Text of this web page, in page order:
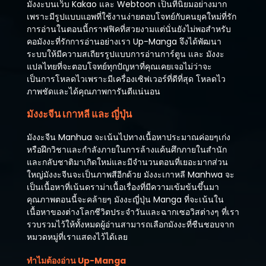
มังงะบนเว็บ Kakao และ Webtoon เป็นที่นิยมอย่างมาก
เพราะมีรูปแบบแอพที่ใช้งานง่ายตอบโจทย์กับคนยุคใหม่ที่รัก
การอ่านในตอนนี้กราฟฟิคที่สวยงามแต่นั่นยังไม่พอสำหรับ
คอมังงะที่รักการอ่านอย่างเรา Up-Manga จึงได้พัฒนา
ระบบให้มีความสเถียรรูปแบบการอ่านการ์ตูน และ มังงะ
แปลไทยที่จะตอบโจทย์ทุกปัญหาที่คุณเคยเจอไม่ว่าจะ
เป็นการโหลดไวเพราะมีเครื่องเซิฟเวอร์ที่ดีที่สุด โหลดไว
ภาพชัดและได้คุณภาพการันตีแน่นอน
มังงะจีน เกาหลี และ ญี่ปุ่น
มังงะจีน Manhua จะเน้นไปทางเนื้อหาประมาณค่อยๆเก่ง
หรือฝึกวิชาและกำลังภายในการล้างแค้นศึกภายในสำนัก
และกลับชาติมาเกิดใหม่และมีจำนวนตอนที่เยอะมากส่วน
ใหญ่มังงะจีนจะเป็นภาพสีอีกด้วย มังงะเกาหลี Manhwa จะ
เป็นเนื้อหาที่เน้นดราม่าเนื้อเรื่องที่มีความเข้มข้นขึ้นมา
คุณภาพตอนนี้จะคล้ายๆ มังงะญี่ปุ่น Manga ที่จะเน้นใน
เนื้อหาของต่างโลกชีวิตประจำวันและฉากเซอวิสต่างๆ ที่เรา
รวบรวมไว้ให้ทั้งหมดผู้อ่านสามารถเลือกมังงะที่ชืนชอบจาก
หมวดหมู่ที่เราแสดงไว้ได้เลย
ทำไมต้องอ่าน Up-Manga